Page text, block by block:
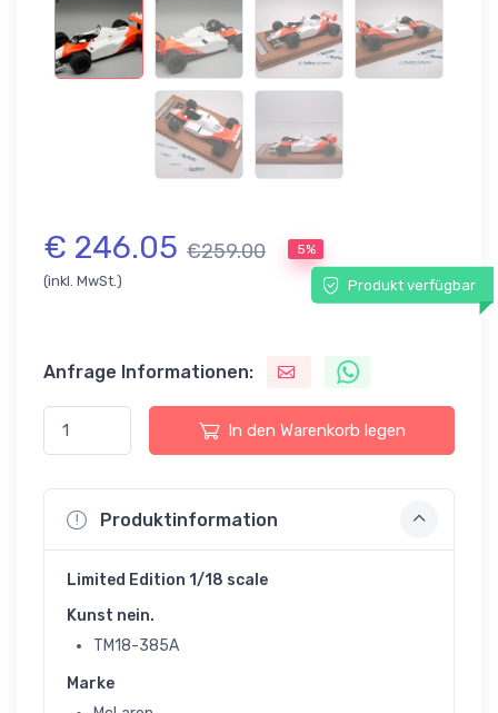
€ 246.05 €259.00 5%
(inkl. MwSt.) Produkt verfügbar
Anfrage Informationen:
In den Warenkorb legen
Produktinformation
Limited Edition 1/18 scale
Kunst nein.
TM18-385A
Marke